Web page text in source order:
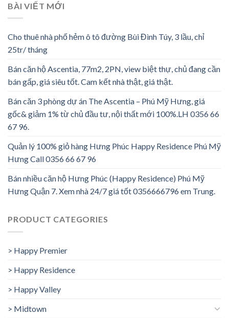
BÀI VIẾT MỚI
Cho thuê nhà phố hẻm ô tô đường Bùi Đình Túy, 3 lầu, chỉ
25tr/ tháng
Bán căn hộ Ascentia, 77m2, 2PN, view biệt thự, chủ đang cần
bán gấp, giá siêu tốt. Cam kết nhà thật, giá thật.
Bán căn 3 phòng dự án The Ascentia – Phú Mỹ Hưng, giá
gốc& giảm 1% từ chủ đầu tư, nội thất mới 100%.LH 0356 66
67 96.
Quản lý 100% giỏ hàng Hưng Phúc Happy Residence Phú Mỹ
Hưng Call 0356 66 67 96
Bán nhiều căn hộ Hưng Phúc (Happy Residence) Phú Mỹ
Hưng Quận 7. Xem nhà 24/7 giá tốt 0356666796 em Trung.
PRODUCT CATEGORIES
> Happy Premier
> Happy Residence
> Happy Valley
> Midtown